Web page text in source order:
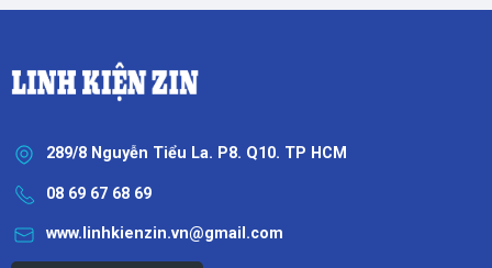
289/8 Nguyễn Tiểu La. P8. Q10. TP HCM
08 69 67 68 69
www.linhkienzin.vn@gmail.com